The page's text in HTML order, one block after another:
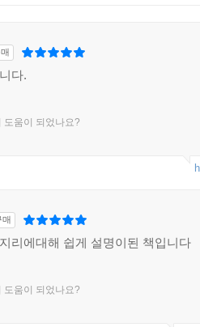
다.
도움이 되었나요?
매
리에대해 쉽게 설명이된 책입니다
도움이 되었나요?